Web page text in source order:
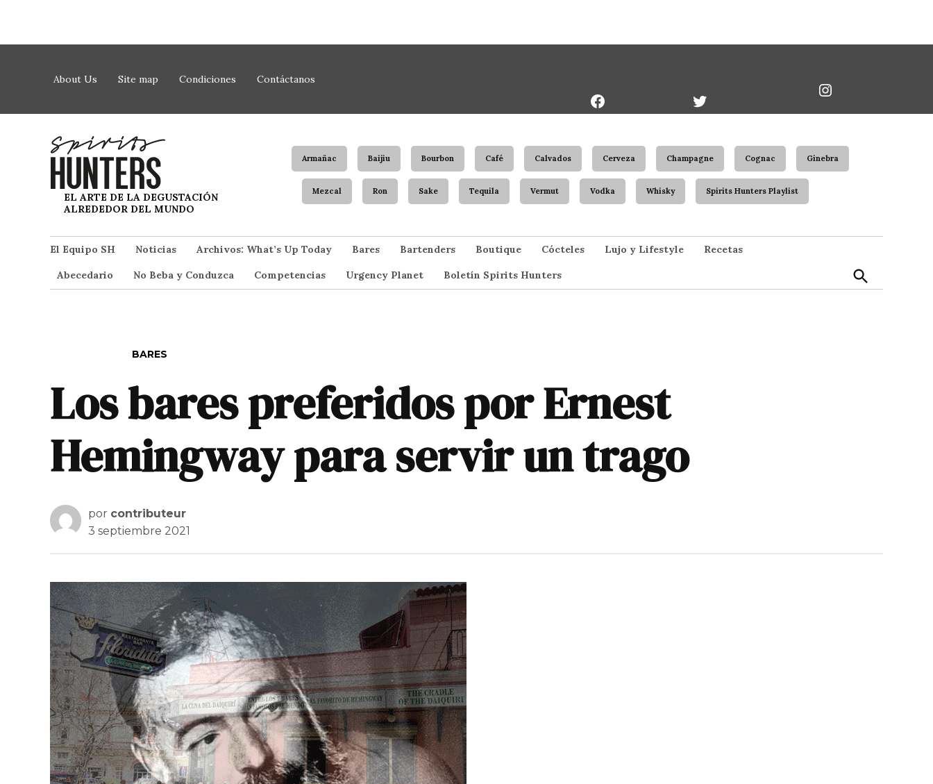
About Us Site map Condiciones Contáctanos
Spirit Hunters
EL ARTE DE LA DEGUSTACIÓN
ALREDEDOR DEL MUNDO
Armañac Baijiu Bourbon Café Calvados Cerveza Champagne Cognac Ginebra
Mezcal Ron Sake Tequila Vermut Vodka Whisky Spirits Hunters Playlist
El Equipo SH Noticias Archivos: What’s Up Today Bares Bartenders Boutique Cócteles Lujo y Lifestyle Recetas
Abecedario No Beba y Conduzca Competencias Urgency Planet Boletín Spirits Hunters
BARES
Los bares preferidos por Ernest
Hemingway para servir un trago
por contributeur
3 septiembre 2021